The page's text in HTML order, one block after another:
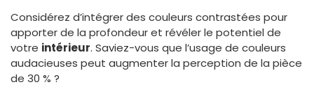
Considérez d’intégrer des couleurs contrastées pour
apporter de la profondeur et révéler le potentiel de
votre intérieur. Saviez-vous que l’usage de couleurs
audacieuses peut augmenter la perception de la pièce
de 30 % ?